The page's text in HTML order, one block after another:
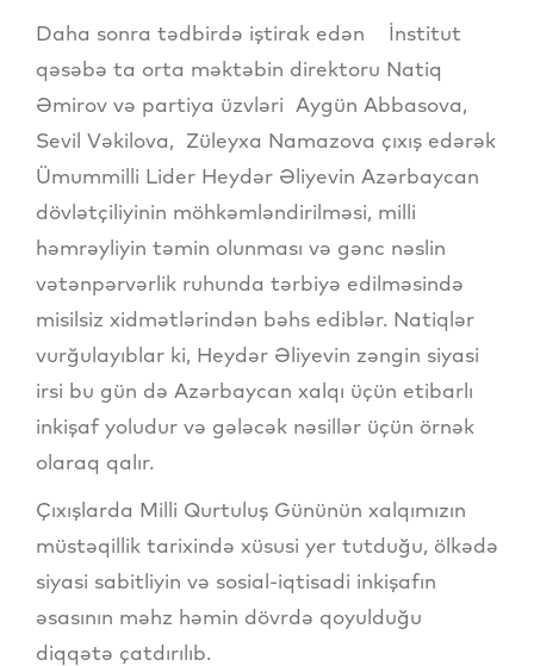
Daha sonra tədbirdə iştirak edən İnstitut
qəsəbə ta orta məktəbin direktoru Natiq
Əmirov və partiya üzvləri Aygün Abbasova,
Sevil Vəkilova, Züleyxa Namazova çıxış edərək
Ümummilli Lider Heydər Əliyevin Azərbaycan
dövlətçiliyinin möhkəmləndirilməsi, milli
həmrəyliyin təmin olunması və gənc nəslin
vətənpərvərlik ruhunda tərbiyə edilməsində
misilsiz xidmətlərindən bəhs ediblər. Natiqlər
vurğulayıblar ki, Heydər Əliyevin zəngin siyasi
irsi bu gün də Azərbaycan xalqı üçün etibarlı
inkişaf yoludur və gələcək nəsillər üçün örnək
olaraq qalır.
Çıxışlarda Milli Qurtuluş Gününün xalqımızın
müstəqillik tarixində xüsusi yer tutduğu, ölkədə
siyasi sabitliyin və sosial-iqtisadi inkişafın
əsasının məhz həmin dövrdə qoyulduğu
diqqətə çatdırılıb.